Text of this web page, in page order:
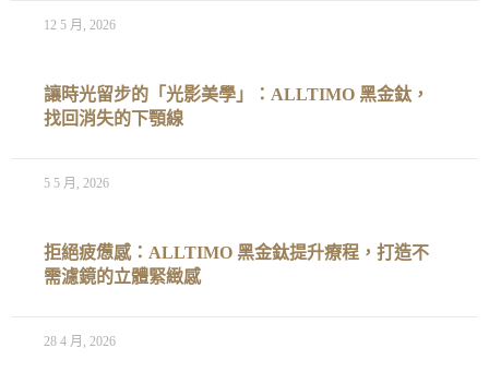
12 5 月, 2026
讓時光留步的「光影美學」：ALLTIMO 黑金鈦，
找回消失的下顎線
5 5 月, 2026
拒絕疲憊感：ALLTIMO 黑金鈦提升療程，打造不
需濾鏡的立體緊緻感
28 4 月, 2026